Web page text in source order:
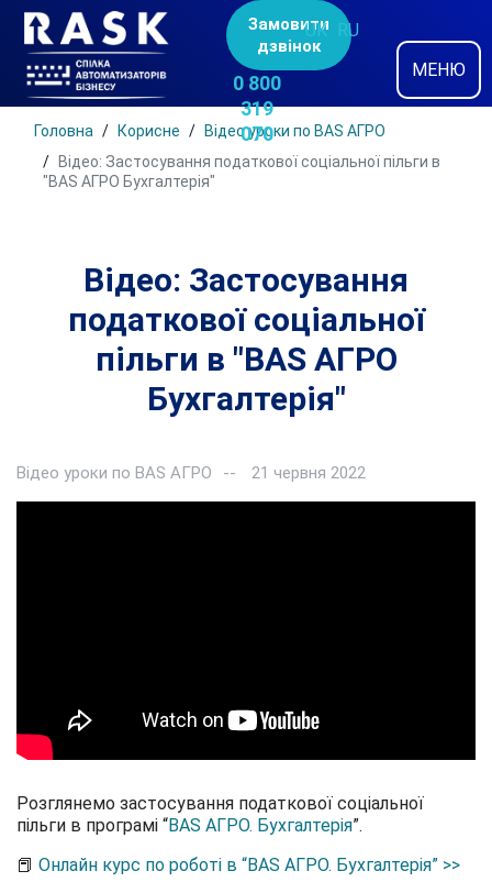
Замовити
дзвінок
0 800
319
070
UK RU
МЕНЮ
Головна Корисне
Відео уроки по BAS АГРО
Відео: Застосування податкової соціальної пільги в
"BAS АГРО Бухгалтерія"
Відео: Застосування
податкової соціальної
пільги в "BAS АГРО
Бухгалтерія"
Відео уроки по BAS АГРО 21 червня 2022
Розглянемо застосування податкової соціальної
пільги в програмі “BAS АГРО. Бухгалтерія”.
📕 Онлайн курс по роботі в “BAS АГРО. Бухгалтерія” >>